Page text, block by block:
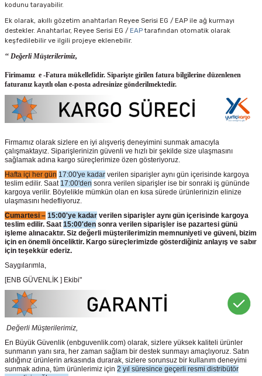
kodunu tarayabilir.
Ek olarak, akıllı gözetim anahtarları Reyee Serisi EG / EAP ile ağ kurmayı
destekler. Anahtarlar, Reyee Serisi EG / EAPtarafından otomatik olarak
keşfedilebilir ve ilgili projeye eklenebilir.
‘‘ Değerli Müşterilerimiz,
Firimamız e -Fatura mükellefidir. Siparişte girilen fatura bilgilerine düzenlenen
faturanız kayıtlı olan e-posta adresinize gönderilmektedir.
Firmamız olarak sizlere en iyi alışveriş deneyimini sunmak amacıyla
çalışmaktayız. Siparişlerinizin güvenli ve hızlı bir şekilde size ulaşmasını
sağlamak adına kargo süreçlerimize özen gösteriyoruz.
Hafta içi her gün 17:00'ye kadar verilen siparişler aynı gün içerisinde kargoya
teslim edilir. Saat 17:00'den sonra verilen siparişler ise bir sonraki iş gününde
kargoya verilir. Böylelikle mümkün olan en kısa sürede ürünlerinizin elinize
ulaşmasını hedefliyoruz.
Cumartesi – 15:00'ye kadar verilen siparişler aynı gün içerisinde kargoya
teslim edilir. Saat 15:00'den sonra verilen siparişler ise pazartesi günü
işleme alınacaktır. Siz değerli müşterilerimizin memnuniyeti ve güveni, bizim
için en önemli önceliktir. Kargo süreçlerimizde gösterdiğiniz anlayış ve sabır
için teşekkür ederiz.
Saygılarımla,
[ENB GÜVENLİK ] Ekibi"
Değerli Müşterilerimiz,
En Büyük Güvenlik (enbguvenlik.com) olarak, sizlere yüksek kaliteli ürünler
sunmanın yanı sıra, her zaman sağlam bir destek sunmayı amaçlıyoruz. Satın
aldığınız ürünlerin arkasında durarak, sizlere sorunsuz bir kullanım deneyimi
sunmak adına, tüm ürünlerimiz için 2 yıl süresince geçerli resmi distribütör